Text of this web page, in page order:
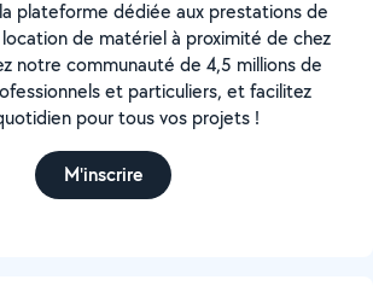
plateforme dédiée aux prestations de
de matériel à proximité de chez
notre communauté de 4,5 millions de
et particuliers, et facilitez
pour tous vos projets !
M'inscrire